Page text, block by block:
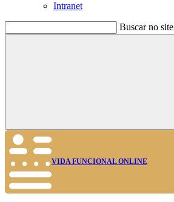
Intranet
Buscar no site
Buscar
VIDA FUNCIONAL ONLINE